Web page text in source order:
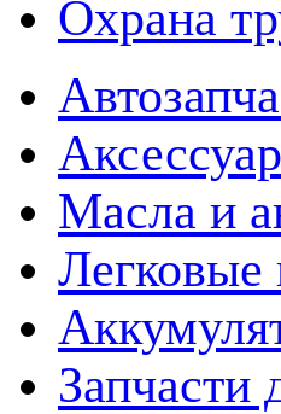
Охрана
Масла и
Запчасти